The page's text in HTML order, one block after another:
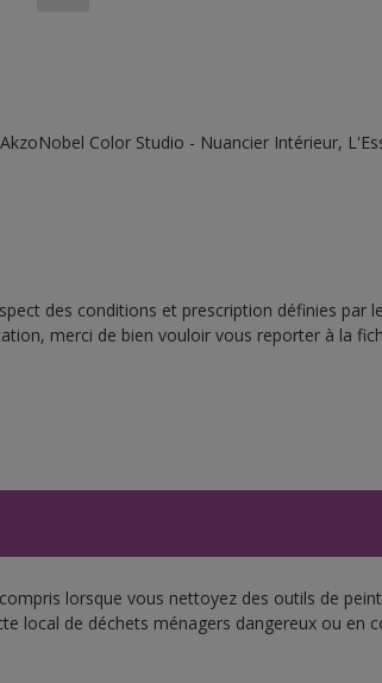
Color Studio - Nuancier Intérieur,
des conditions et prescription définies par
merci de bien vouloir vous reporter à la
lorsque vous nettoyez des outils de
local de déchets ménagers dangereux ou en